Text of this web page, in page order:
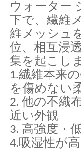
ウォーター
下で、繊維
維メッシュ
位、相互浸
集を起こし
1.繊維本来
を傷めない
2. 他の不織
近い外観
3. 高強度・
4.吸湿性が